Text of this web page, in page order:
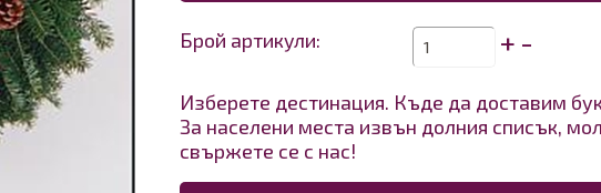
Брой артикули: + -
Изберете дестинация. Къде да доставим
За населени места извън долния списък,
свържете се с нас!